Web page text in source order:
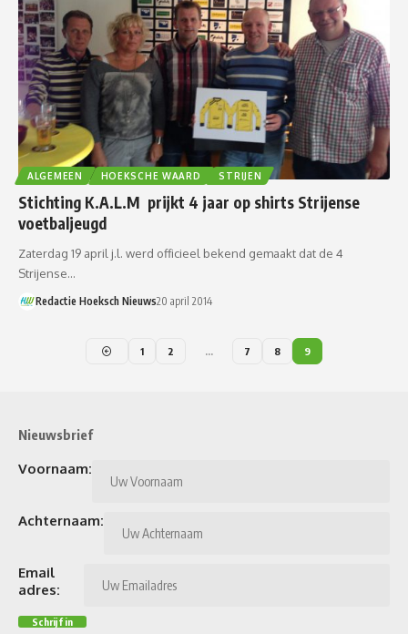
ALGEMEEN HOEKSCHE WAARD STRIJEN
Stichting K.A.L.M prijkt 4 jaar op shirts Strijense
voetbaljeugd
Zaterdag 19 april j.l. werd officieel bekend gemaakt dat de 4
Strijense…
Redactie Hoeksch Nieuws20 april 2014
1 2 … 7 8 9
Nieuwsbrief
Voornaam:
Achternaam:
Email
adres: